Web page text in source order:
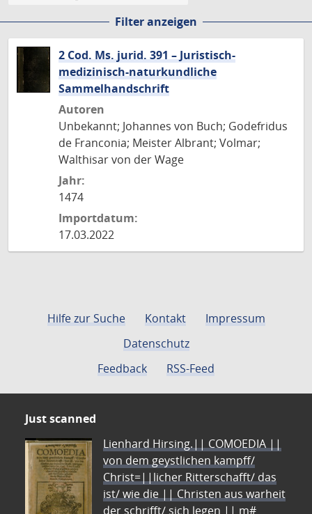
Filter anzeigen
2 Cod. Ms. jurid. 391 – Juristisch-
medizinisch-naturkundliche
Sammelhandschrift
Autoren
Unbekannt; Johannes von Buch; Godefridus
de Franconia; Meister Albrant; Volmar;
Walthisar von der Wage
Jahr:
1474
Importdatum:
17.03.2022
Hilfe zur Suche Kontakt
Impressum
Datenschutz
Feedback
RSS-Feed
Just scanned
Lienhard Hirsing.|| COMOEDIA ||
von dem geystlichen kampff/
Christ=||licher Ritterschafft/ das
ist/ wie die || Christen aus warheit
der schrifft/ sich legen || m#